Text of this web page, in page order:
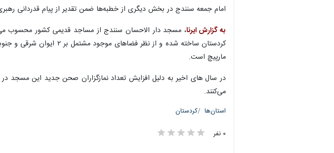
امام جمعه سنندج در بخش دیگری از خطبه‌ها ضمن تقدیر از پیام قدردانی
به گزارش ایرنا
مارپیچ است.
در سال های اخیر به دلیل افزایش تعداد نمازگزاران صحن جدید این
می‌کنند.
استان‌ها کردستان
۰ نفر